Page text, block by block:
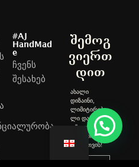
#AJ
HandMad
e
ჩვენს
შესახებ
შემოგ
ვიერთ
დით
ახალი
დიზაინი,
ლიმიტირებუ
ლი და
ექსკლუზიური
ნივთები
თქვენთვის!